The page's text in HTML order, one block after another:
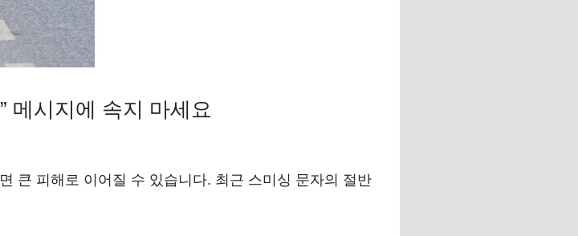
메시지에 속지 마세요
큰 피해로 이어질 수 있습니다. 최근 스미싱 문자의 절반